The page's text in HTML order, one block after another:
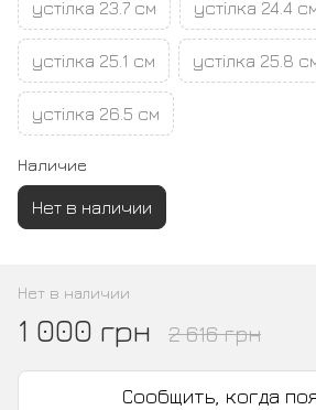
устілка 23.7 см устілка 24.4
устілка 25.1 см устілка 25.8
устілка 26.5 см
Наличие
Нет в наличии
Нет в наличии
1 000 грн 2 616 грн
Сообщить, когда